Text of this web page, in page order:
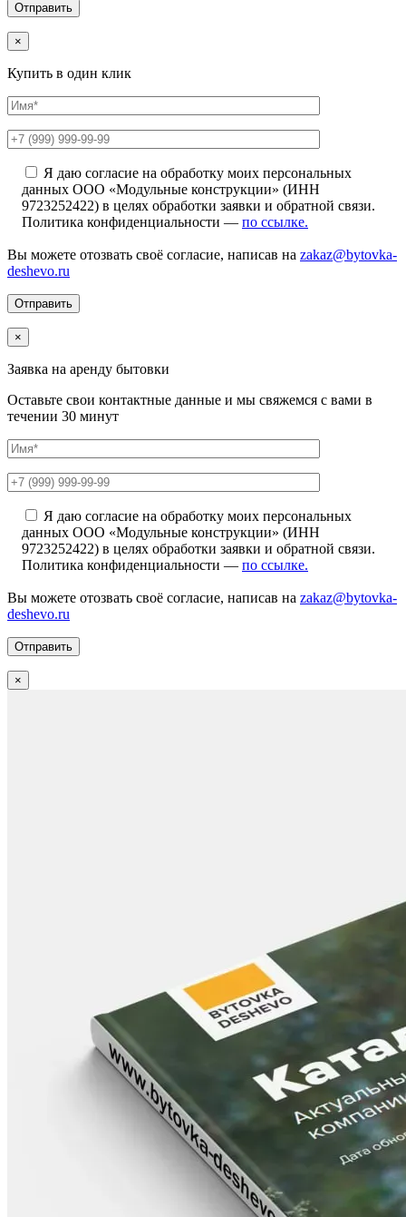
×
Купить в один клик
Я даю согласие на обработку моих персональных
данных ООО «Модульные конструкции» (ИНН
9723252422) в целях обработки заявки и обратной связи.
Политика конфиденциальности — по ссылке.
Вы можете отозвать своё согласие, написав на zakaz@bytovka-
deshevo.ru
×
Заявка на аренду бытовки
Оставьте свои контактные данные и мы свяжемся с вами в
течении 30 минут
Я даю согласие на обработку моих персональных
данных ООО «Модульные конструкции» (ИНН
9723252422) в целях обработки заявки и обратной связи.
Политика конфиденциальности — по ссылке.
Вы можете отозвать своё согласие, написав на zakaz@bytovka-
deshevo.ru
×